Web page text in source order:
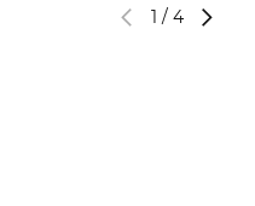
1 / 4